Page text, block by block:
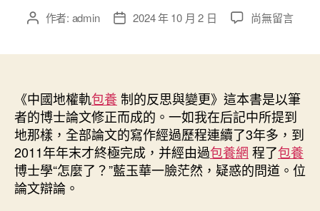
文 作者: admin
文
期
2024 年 10 月 2 日
在
國
地
權
軌
制
的
尚無留言
《中國地權軌包養制的反思與變更》這本書是以筆
者的博士論文修正而成的。一如我在后記中所提到
地那樣，全部論文的寫作經過歷程連續了3年多，到
2011年年末才終極完成，并經由過包養網 程了包養
博士學“怎麼了？”藍玉華一臉茫然，疑惑的問道。位
論文辯論。